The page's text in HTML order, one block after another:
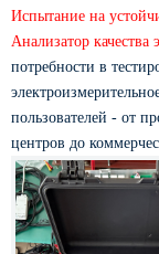
Испытание на
Анализатор качества
потребности в
пользователей - от
центров до